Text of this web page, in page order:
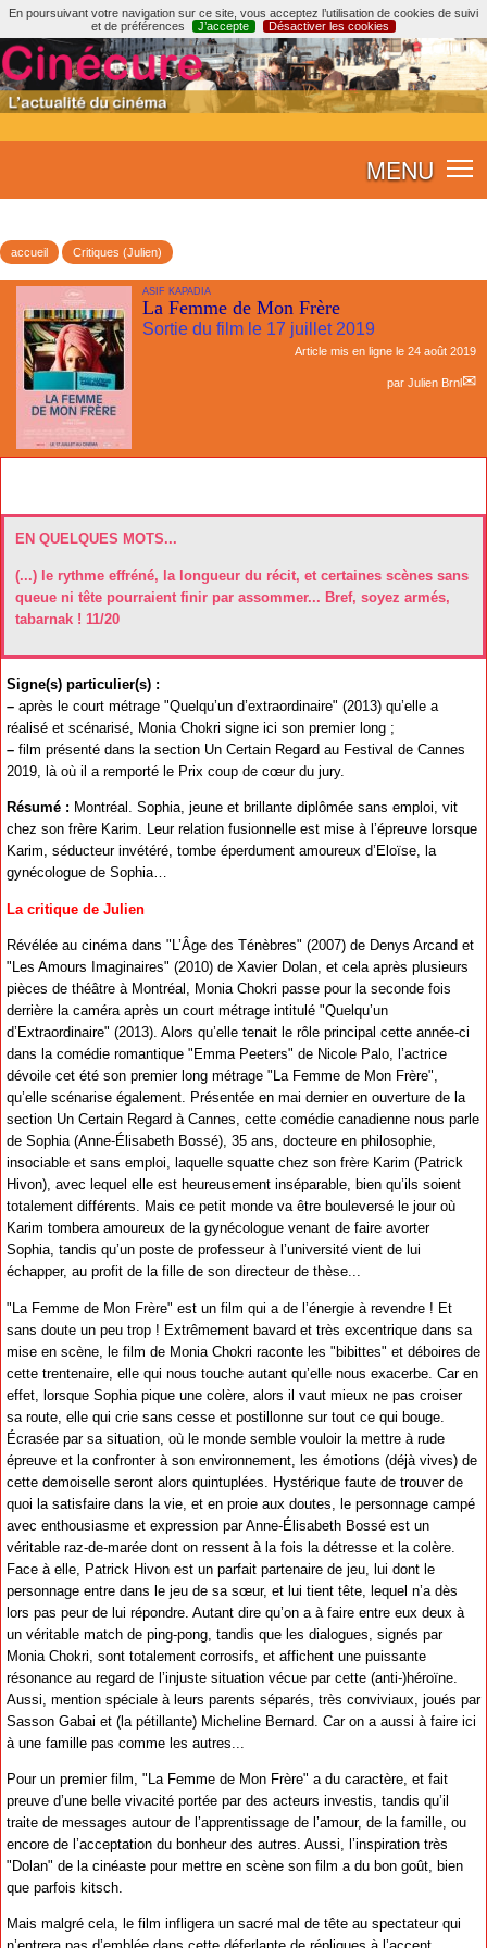
En poursuivant votre navigation sur ce site, vous acceptez l’utilisation de cookies de suivi
et de préférences
J’accepte Désactiver les cookies
MENU
accueil Critiques (Julien)
ASIF KAPADIA
La Femme de Mon Frère
Sortie du film le 17 juillet 2019
Article mis en ligne le 24 août 2019
par Julien Brnl
EN QUELQUES MOTS...
(...) le rythme effréné, la longueur du récit, et certaines scènes sans
queue ni tête pourraient finir par assommer... Bref, soyez armés,
tabarnak ! 11/20
Signe(s) particulier(s) :
– après le court métrage "Quelqu’un d’extraordinaire" (2013) qu’elle a
réalisé et scénarisé, Monia Chokri signe ici son premier long ;
– film présenté dans la section Un Certain Regard au Festival de Cannes
2019, là où il a remporté le Prix coup de cœur du jury.
Résumé : Montréal. Sophia, jeune et brillante diplômée sans emploi, vit
chez son frère Karim. Leur relation fusionnelle est mise à l’épreuve lorsque
Karim, séducteur invétéré, tombe éperdument amoureux d’Eloïse, la
gynécologue de Sophia…
La critique de Julien
Révélée au cinéma dans "L’Âge des Ténèbres" (2007) de Denys Arcand et
"Les Amours Imaginaires" (2010) de Xavier Dolan, et cela après plusieurs
pièces de théâtre à Montréal, Monia Chokri passe pour la seconde fois
derrière la caméra après un court métrage intitulé "Quelqu’un
d’Extraordinaire" (2013). Alors qu’elle tenait le rôle principal cette année-ci
dans la comédie romantique "Emma Peeters" de Nicole Palo, l’actrice
dévoile cet été son premier long métrage "La Femme de Mon Frère",
qu’elle scénarise également. Présentée en mai dernier en ouverture de la
section Un Certain Regard à Cannes, cette comédie canadienne nous parle
de Sophia (Anne-Élisabeth Bossé), 35 ans, docteure en philosophie,
insociable et sans emploi, laquelle squatte chez son frère Karim (Patrick
Hivon), avec lequel elle est heureusement inséparable, bien qu’ils soient
totalement différents. Mais ce petit monde va être bouleversé le jour où
Karim tombera amoureux de la gynécologue venant de faire avorter
Sophia, tandis qu’un poste de professeur à l’université vient de lui
échapper, au profit de la fille de son directeur de thèse...
"La Femme de Mon Frère" est un film qui a de l’énergie à revendre ! Et
sans doute un peu trop ! Extrêmement bavard et très excentrique dans sa
mise en scène, le film de Monia Chokri raconte les "bibittes" et déboires de
cette trentenaire, elle qui nous touche autant qu’elle nous exacerbe. Car en
effet, lorsque Sophia pique une colère, alors il vaut mieux ne pas croiser
sa route, elle qui crie sans cesse et postillonne sur tout ce qui bouge.
Écrasée par sa situation, où le monde semble vouloir la mettre à rude
épreuve et la confronter à son environnement, les émotions (déjà vives) de
cette demoiselle seront alors quintuplées. Hystérique faute de trouver de
quoi la satisfaire dans la vie, et en proie aux doutes, le personnage campé
avec enthousiasme et expression par Anne-Élisabeth Bossé est un
véritable raz-de-marée dont on ressent à la fois la détresse et la colère.
Face à elle, Patrick Hivon est un parfait partenaire de jeu, lui dont le
personnage entre dans le jeu de sa sœur, et lui tient tête, lequel n’a dès
lors pas peur de lui répondre. Autant dire qu’on a à faire entre eux deux à
un véritable match de ping-pong, tandis que les dialogues, signés par
Monia Chokri, sont totalement corrosifs, et affichent une puissante
résonance au regard de l’injuste situation vécue par cette (anti-)héroïne.
Aussi, mention spéciale à leurs parents séparés, très conviviaux, joués par
Sasson Gabai et (la pétillante) Micheline Bernard. Car on a aussi à faire ici
à une famille pas comme les autres...
Pour un premier film, "La Femme de Mon Frère" a du caractère, et fait
preuve d’une belle vivacité portée par des acteurs investis, tandis qu’il
traite de messages autour de l’apprentissage de l’amour, de la famille, ou
encore de l’acceptation du bonheur des autres. Aussi, l’inspiration très
"Dolan" de la cinéaste pour mettre en scène son film a du bon goût, bien
que parfois kitsch.
Mais malgré cela, le film infligera un sacré mal de tête au spectateur qui